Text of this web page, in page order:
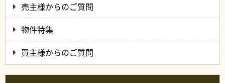
売主様からのご質問
物件特集
買主様からのご質問